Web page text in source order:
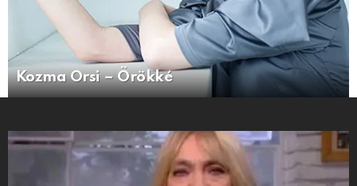
Kozma Orsi – Örökké